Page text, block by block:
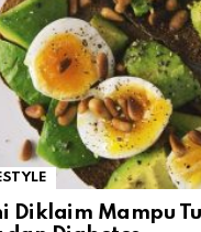
Diklaim Mampu